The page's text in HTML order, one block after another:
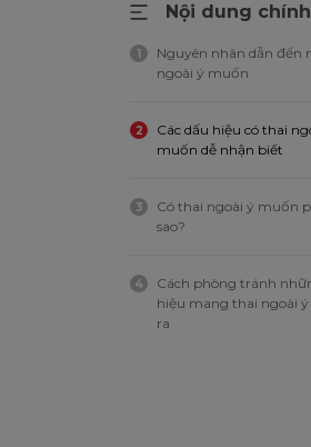
Nội dung chính
1
Nguyên nhân dẫn đến
ngoài ý muốn
2
Các dấu hiệu có thai
muốn dễ nhận biết
3
Có thai ngoài ý muốn
sao?
4
Cách phòng tránh
hiệu mang thai ngoài
ra